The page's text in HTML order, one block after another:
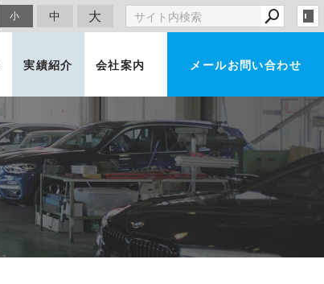
小 中 大
実績紹介 会社案内 メールお問い合わせ